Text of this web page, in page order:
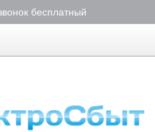
бесплатный